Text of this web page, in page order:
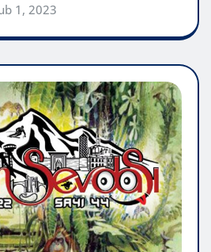
1, 2023